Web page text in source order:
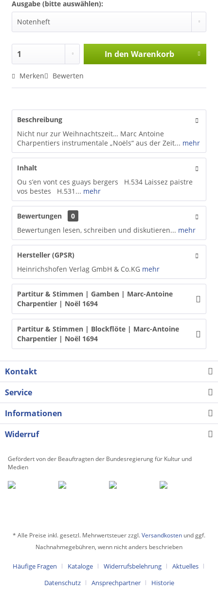
Ausgabe (bitte auswählen):
In den Warenkorb
Merken Bewerten
Beschreibung
Nicht nur zur Weihnachtszeit… Marc Antoine
Charpentiers instrumentale „Noëls“ aus der Zeit... mehr
Inhalt
Ou s’en vont ces guays bergers H.534 Laissez paistre
vos bestes H.531... mehr
Bewertungen
0
Bewertungen lesen, schreiben und diskutieren... mehr
Hersteller (GPSR)
Heinrichshofen Verlag GmbH & Co.KG mehr
Partitur & Stimmen | Gamben | Marc-Antoine
Charpentier | Noël 1694
Partitur & Stimmen | Blockflöte | Marc-Antoine
Charpentier | Noël 1694
Kontakt
Service
Informationen
Widerruf
Gefördert von der Beauftragten der Bundesregierung für Kultur und
Medien
* Alle Preise inkl. gesetzl. Mehrwertsteuer zzgl.Versandkosten und ggf.
Nachnahmegebühren, wenn nicht anders beschrieben
Häufige Fragen Kataloge Widerrufsbelehrung
Aktuelles
Datenschutz
Ansprechpartner Historie